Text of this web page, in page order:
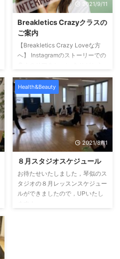
2021/9/11
Breakletics Crazyクラスの
ご案内
【Breakletics Crazy Loveな方
へ】 Instagramのストーリーでの
クレティクスが1年半経ちまし
た！ lesson参加者の皆さんも1年
半ブレイクレティクス楽しんでく
れてる方が増えてきました
そ
こでやりたかった少しハードな
class！ 難易度ではなくハードに
なるというイメージです！ 捉え
月はやりません！w リピーターの
方 体力に自信の ...
Health&Beauty
2021/8/11
８月スタジオスケジュール
お待たせいたしました，琴似のス
タジオの８月レッスンスケジュー
ルができましたので，UPいたし